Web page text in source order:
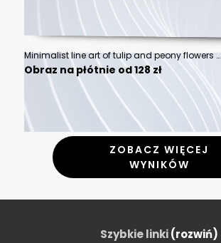
Minimalist line art of tulip and peony flowers with abstract pastel color blobs background
Obraz na płótnie od 128 zł
ZOBACZ WIĘCEJ
WYNIKÓW
Szybkie linki(rozwiń)